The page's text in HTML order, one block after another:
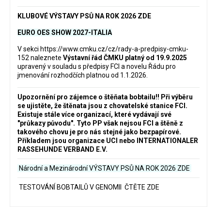
KLUBOVÉ VÝSTAVY PSŮ NA ROK 2026 ZDE
EURO OES SHOW 2027-ITALIA
V sekci https://www.cmku.cz/cz/rady-a-predpisy-cmku-
152 naleznete Výstavní řád ČMKU platný od 19.9.2025
upravený v souladu s předpisy FCI a novelu Řádu pro
jmenování rozhodčích platnou od 1.1.2026.
Upozornění pro zájemce o štěňata bobtailu‼️ Při výběru
se ujistěte, že štěnata jsou z chovatelské stanice FCI.
Existuje stále více organizací, které vydávají své
"průkazy původu". Tyto PP však nejsou FCI a štěně z
takového chovu je pro nás stejné jako bezpapírové.
Příkladem jsou organizace UCI nebo INTERNATIONALER
RASSEHUNDE VERBAND E.V.
Národní a Mezinárodní VÝSTAVY PSŮ NA ROK 2026 ZDE
TESTOVÁNÍ BOBTAILŮ V GENOMII ČTĚTE ZDE